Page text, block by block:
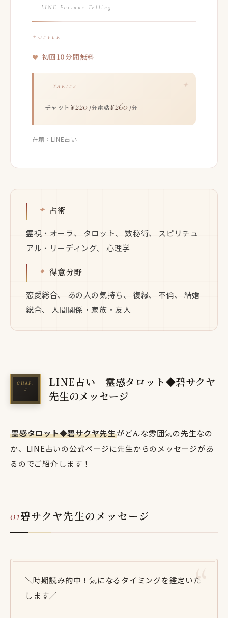
— LINE Fortune Telling —
OFFER
初回10分間無料
— TARIFS —
チャット ¥220 /分電話¥260 /分
在籍：LINE占い
占術
霊視・オーラ、 タロット、 数秘術、 スピリチュ
アル・リーディング、 心理学
得意分野
恋愛総合、 あの人の気持ち、 復縁、 不倫、 結婚
総合、 人間関係・家族・友人
LINE占い - 霊感タロット◆碧サクヤ
先生のメッセージ
霊感タロット◆碧サクヤ先生がどんな雰囲気の先生なの
か、LINE占いの公式ページに先生からのメッセージがあ
るのでご紹介します！
碧サクヤ先生のメッセージ
＼時期読み的中！気になるタイミングを鑑定いた
します／